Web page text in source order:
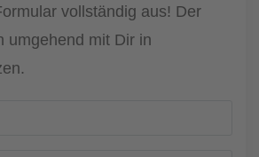
vollständig aus! Der
umgehend mit Dir in